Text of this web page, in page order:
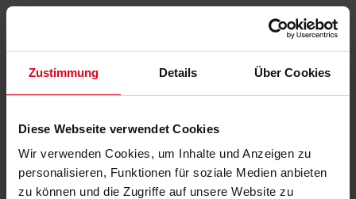
Zustimmung Details Über Cookies
Diese Webseite verwendet Cookies
Wir verwenden Cookies, um Inhalte und Anzeigen zu
personalisieren, Funktionen für soziale Medien anbieten
zu können und die Zugriffe auf unsere Website zu